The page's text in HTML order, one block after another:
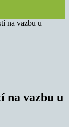
na vazbu u
na vazbu u